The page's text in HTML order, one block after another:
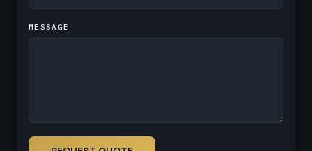
MESSAGE